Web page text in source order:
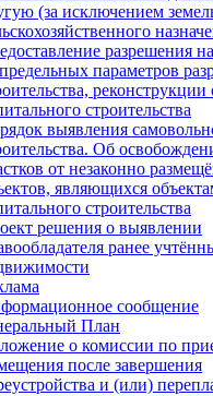
(за исключением
разрешения
параметров
реконструкции
строительства
выявления
Об
от незаконно
являющихся
строительства
решения о выявлении
ранее
сообщение
План
о комиссии по
после завершения
и (или)